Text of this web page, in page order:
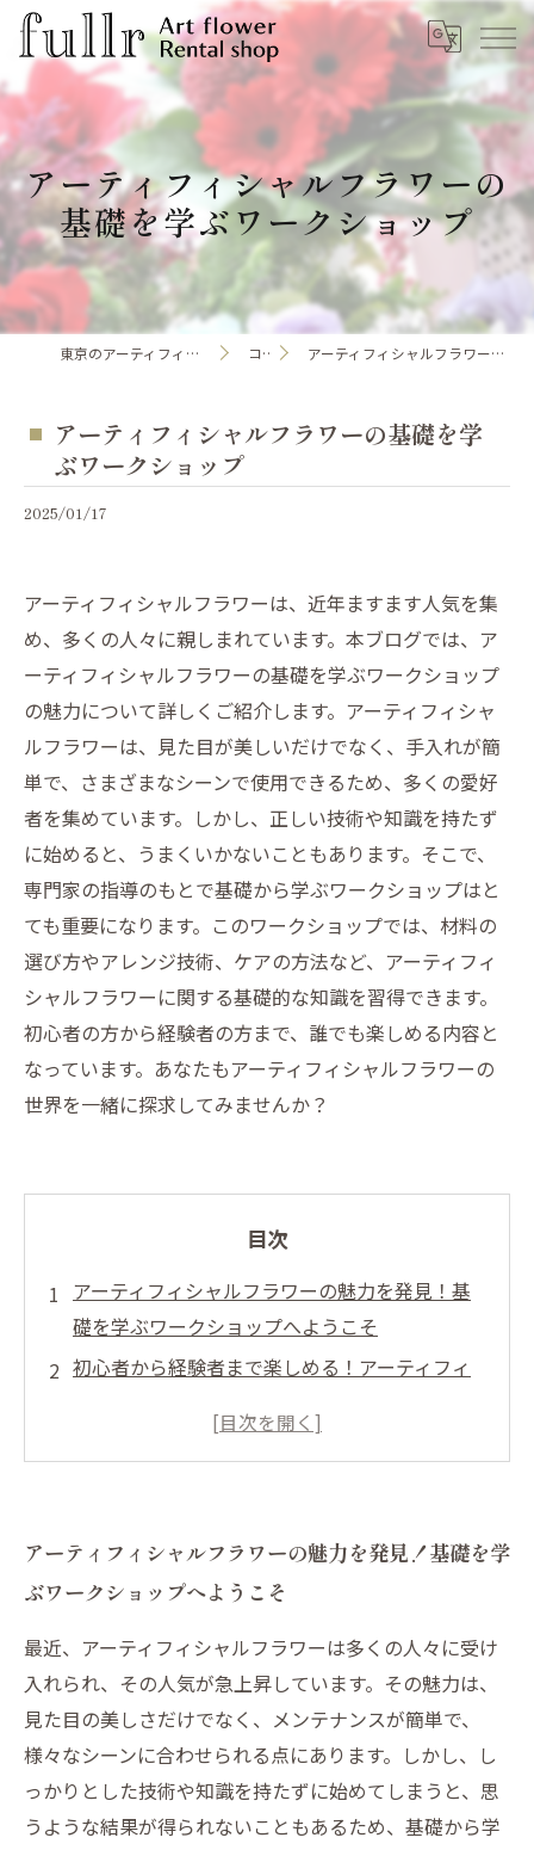
アーティフィシャルフラワーの
基礎を学ぶワークショップ
東京のアーティフィシャルフラワーならfullr コラム アーティフィシャルフラワーの基礎を学ぶワークショップ
アーティフィシャルフラワーの基礎を学
ぶワークショップ
2025/01/17
アーティフィシャルフラワーは、近年ますます人気を集
め、多くの人々に親しまれています。本ブログでは、ア
ーティフィシャルフラワーの基礎を学ぶワークショップ
の魅力について詳しくご紹介します。アーティフィシャ
ルフラワーは、見た目が美しいだけでなく、手入れが簡
単で、さまざまなシーンで使用できるため、多くの愛好
者を集めています。しかし、正しい技術や知識を持たず
に始めると、うまくいかないこともあります。そこで、
専門家の指導のもとで基礎から学ぶワークショップはと
ても重要になります。このワークショップでは、材料の
選び方やアレンジ技術、ケアの方法など、アーティフィ
シャルフラワーに関する基礎的な知識を習得できます。
初心者の方から経験者の方まで、誰でも楽しめる内容と
なっています。あなたもアーティフィシャルフラワーの
世界を一緒に探求してみませんか？
目次
アーティフィシャルフラワーの魅力を発見！基
礎を学ぶワークショップへようこそ
初心者から経験者まで楽しめる！アーティフィ
選び方とアレンジ技術: ワークショップで得られ
が、日常生活を彩る理由
専門家の指導の下で学ぶことの重要性：ワーク
アーティフィシャルフラワーの世界を広げる！
ワークショップ参加者の感想
さあ、あなたも始めよう！アーティフィシャル
フラワーの基礎を学ぶ第一歩
アーティフィシャルフラワーの魅力を発見！基礎を学
ぶワークショップへようこそ
最近、アーティフィシャルフラワーは多くの人々に受け
入れられ、その人気が急上昇しています。その魅力は、
見た目の美しさだけでなく、メンテナンスが簡単で、
様々なシーンに合わせられる点にあります。しかし、し
っかりとした技術や知識を持たずに始めてしまうと、思
うような結果が得られないこともあるため、基礎から学